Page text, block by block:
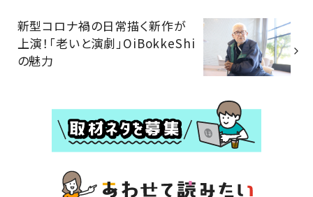
新型コロナ禍の日常描く新作が
上演！「老いと演劇」OiBokkeShi
の魅力